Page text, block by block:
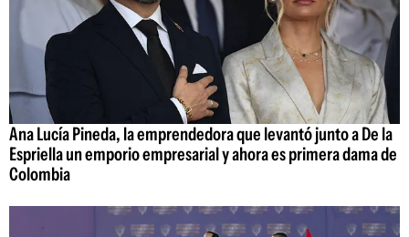
Ana Lucía Pineda, la emprendedora que levantó junto a De la
Espriella un emporio empresarial y ahora es primera dama de
Colombia